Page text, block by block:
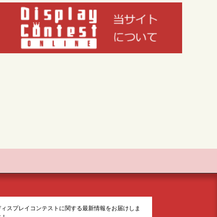
スプレイコンテストに関する最新情報をお届けしま